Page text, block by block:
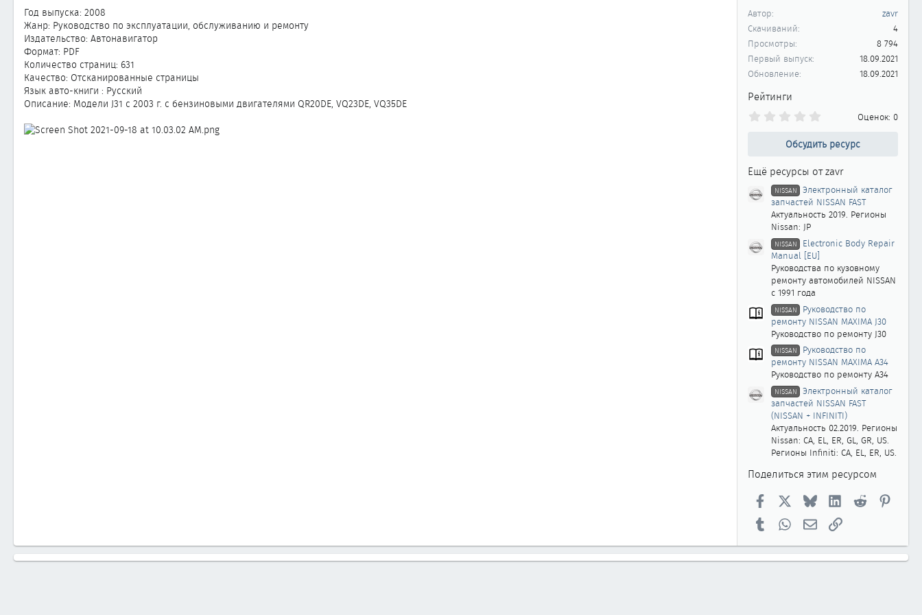
н
и
я
Год выпуска: 2008
Жанр: Руководство по эксплуатации, обслуживанию и ремонту
Издательство: Автонавигатор
Формат: PDF
Количество страниц: 631
Качество: Отсканированные страницы
Язык авто-книги : Русский
Описание: Модели J31 с 2003 г. с бензиновыми двигателями QR20DE, VQ23DE, VQ35DE
Автор
zavr
Скачиваний
4
Просмотры
8 794
Первый выпуск
18.09.2021
Обновление
18.09.2021
Рейтинги
0
в
ё
з
д
Оценок: 0
Обсудить ресурс
Ещё ресурсы от zavr
NISSAN
Электронный каталог
запчастей NISSAN FAST
Актуальность 2019. Регионы
Nissan: JP
NISSAN
Electronic Body Repair
Manual [EU]
Руководства по кузовному
ремонту автомобилей NISSAN
с 1991 года
NISSAN
Руководство по
ремонту NISSAN MAXIMA J30
Руководство по ремонту J30
NISSAN
Руководство по
ремонту NISSAN MAXIMA A34
Руководство по ремонту A34
NISSAN
Электронный каталог
запчастей NISSAN FAST
(NISSAN + INFINITI)
Актуальность 02.2019. Регионы
Nissan: CA, EL, ER, GL, GR, US.
Регионы Infiniti: CA, EL, ER, US.
Поделиться этим ресурсом
Facebook Bluesky LinkedInReddit
Tumblr WhatsAppЭлектронная почта
Ссылка